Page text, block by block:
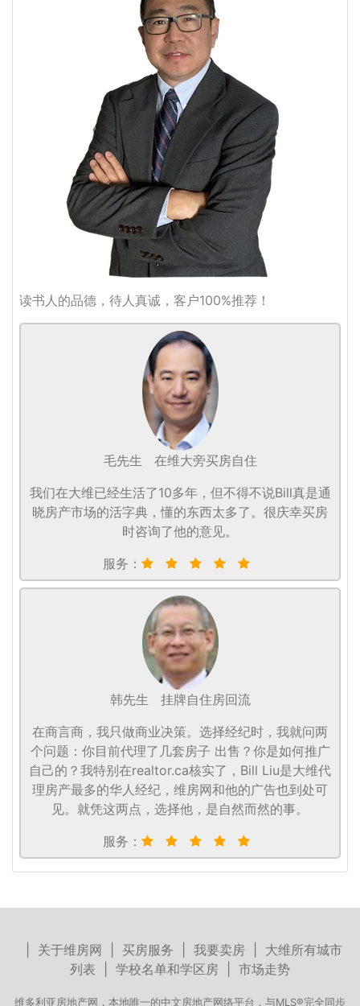
读书人的品德，待人真诚，客户100%推荐！
毛先生
在维大旁买房自住
我们在大维已经生活了10多年，但不得不说Bill真是通
晓房产市场的活字典，懂的东西太多了。很庆幸买房
时咨询了他的意见。
服务：
韩先生
挂牌自住房回流
在商言商，我只做商业决策。选择经纪时，我就问两
个问题：你目前代理了几套房子 出售？你是如何推广
自己的？我特别在realtor.ca核实了，Bill Liu是大维代
理房产最多的华人经纪，维房网和他的广告也到处可
见。就凭这两点，选择他，是自然而然的事。
服务：
关于维房网 买房服务 我要卖房
大维所有城市
列表
学校名单和学区房 市场走势
维多利亚房地产网，本地唯一的中文房地产网络平台，与MLS®完全同步